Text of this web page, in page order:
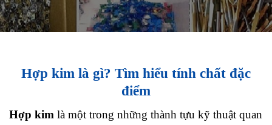
Hợp kim là gì? Tìm hiểu tính chất đặc
điểm
Hợp kim là một trong những thành tựu kỹ thuật quan